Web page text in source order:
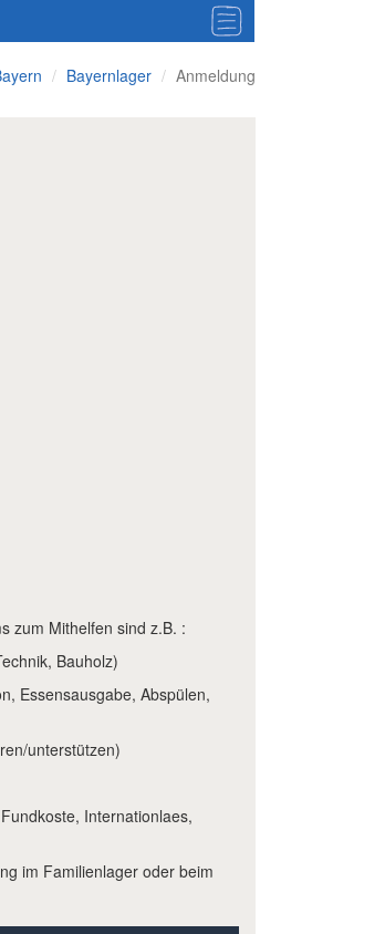
Bayernlager Anmeldung
zum Mithelfen sind z.B. :
Bauholz)
Essensausgabe, Abspülen,
unterstützen)
Internationlaes,
im Familienlager oder beim